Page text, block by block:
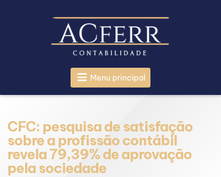
Menu principal
CFC: pesquisa de satisfação
sobre a profissão contábil
revela 79,39% de aprovação
pela sociedade